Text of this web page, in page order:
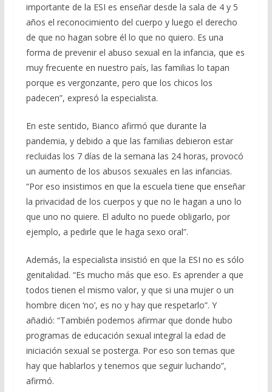
importante de la ESI es enseñar desde la sala de 4 y 5
años el reconocimiento del cuerpo y luego el derecho
de que no hagan sobre él lo que no quiero. Es una
forma de prevenir el abuso sexual en la infancia, que es
muy frecuente en nuestro país, las familias lo tapan
porque es vergonzante, pero que los chicos los
padecen”, expresó la especialista.
En este sentido, Bianco afirmó que durante la
pandemia, y debido a que las familias debieron estar
recluidas los 7 días de la semana las 24 horas, provocó
un aumento de los abusos sexuales en las infancias.
“Por eso insistimos en que la escuela tiene que enseñar
la privacidad de los cuerpos y que no le hagan a uno lo
que uno no quiere. El adulto no puede obligarlo, por
ejemplo, a pedirle que le haga sexo oral”.
Además, la especialista insistió en que la ESI no es sólo
genitalidad. “Es mucho más que eso. Es aprender a que
todos tienen el mismo valor, y que si una mujer o un
hombre dicen ‘no’, es no y hay que respetarlo”. Y
añadió: “También podemos afirmar que donde hubo
programas de educación sexual integral la edad de
iniciación sexual se posterga. Por eso son temas que
hay que hablarlos y tenemos que seguir luchando”,
afirmó.